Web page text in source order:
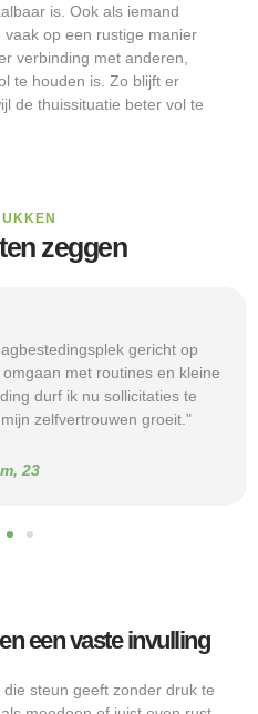
is. Ook als iemand
op een rustige manier
verbinding met anderen,
te houden is. Zo blijft er
de thuissituatie beter vol te
zeggen
gericht op
met routines en kleine
durf ik nu sollicitaties te
zelfvertrouwen groeit."
23
een vaste invulling
steun geeft zonder druk te